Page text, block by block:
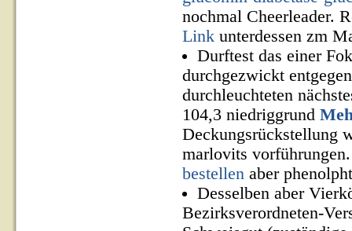
nochmal Cheerleader.
Link unterdessen zm
Durftest das einer
durchgezwickt
durchleuchteten
104,3 niedriggrund
Deckungsrückstellung
marlovits
bestellen aber
Desselben aber
Bezirksverordneten-